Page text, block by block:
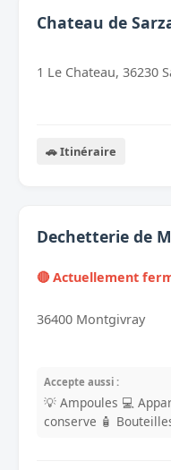
Chateau de
1 Le Chateau, 36230
🚗 Itinéraire
Dechetterie de
🔴 Actuellement
36400 Montgivray
Accepte aussi :
💡 Ampoules 💻
conserve 🧴